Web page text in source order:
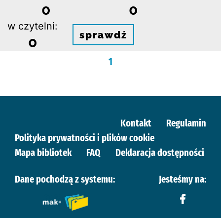
0 0
w czytelni:
0 sprawdź
1
Kontakt
Regulamin
Polityka prywatności i plików cookie
Mapa bibliotek
FAQ Deklaracja dostępności
Dane pochodzą z systemu: Jesteśmy na: